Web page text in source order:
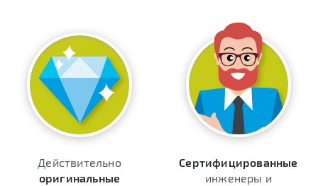
Действительно
оригинальные
Сертифицированные
инженеры и